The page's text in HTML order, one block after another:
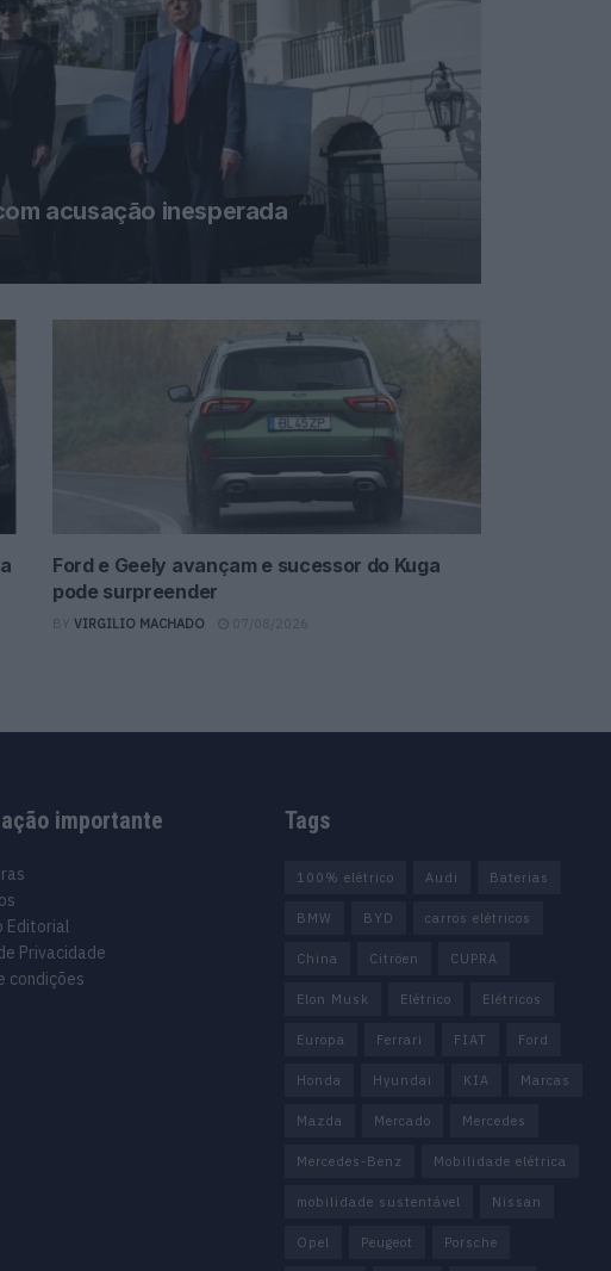
acusação inesperada
Ford e Geely avançam e sucessor do Kuga
pode surpreender
BY VIRGILIO MACHADO 07/08/2026
importante
Editorial
Privacidade
condições
Tags
100% elétrico Audi Baterias
BMW BYD carros elétricos
China Citröen CUPRA
Elon Musk Elétrico Elétricos
Europa Ferrari FIAT Ford
Honda Hyundai KIA Marcas
Mazda Mercado Mercedes
Mercedes-Benz Mobilidade elétrica
mobilidade sustentável Nissan
Opel Peugeot Porsche